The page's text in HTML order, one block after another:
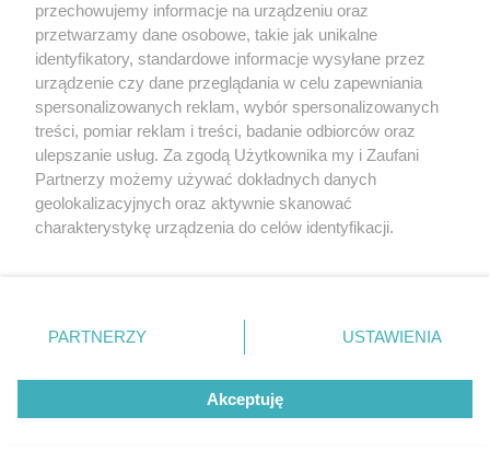
DZIENNIKARSTWO SPORTOWE
Zmarł Włodzimierz Rezner.
Legendarny głos kolarstwa
odszedł po ciężkiej chorobie
przechowujemy informacje na urządzeniu oraz
przetwarzamy dane osobowe, takie jak unikalne
identyfikatory, standardowe informacje wysyłane przez
urządzenie czy dane przeglądania w celu zapewniania
spersonalizowanych reklam, wybór spersonalizowanych
treści, pomiar reklam i treści, badanie odbiorców oraz
ulepszanie usług. Za zgodą Użytkownika my i Zaufani
Partnerzy możemy używać dokładnych danych
geolokalizacyjnych oraz aktywnie skanować
charakterystykę urządzenia do celów identyfikacji.
zmienić/wycofać klikając przycisk ustawień prywatności
znajdujący się w lewym dolnym rogu strony
rodzaje przetwarzania danych nie wymagają zgody
użytkownika, ale masz prawo sprzeciwić się takiemu
przetwarzaniu. Preferencje będą miały zastosowanie tylko
PARTNERZY USTAWIENIA
Akceptuję